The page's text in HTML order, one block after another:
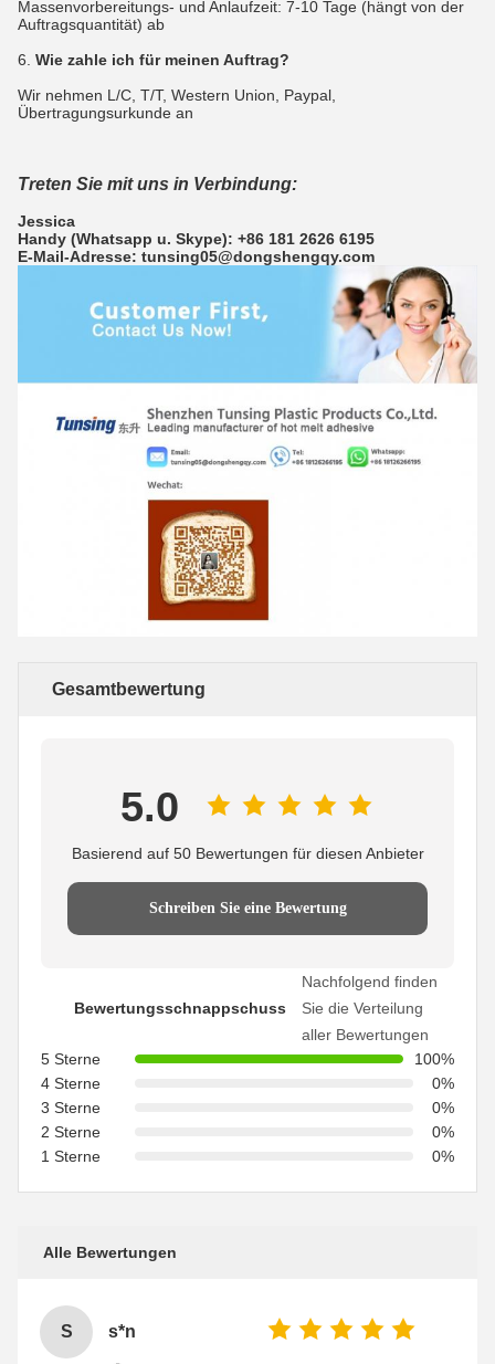
Massenvorbereitungs- und Anlaufzeit: 7-10 Tage (hängt von der
Auftragsquantität) ab
6. Wie zahle ich für meinen Auftrag?
Wir nehmen L/C, T/T, Western Union, Paypal,
Übertragungsurkunde an
Treten Sie mit uns in Verbindung:
Jessica
Handy (Whatsapp u. Skype): +86 181 2626 6195
E-Mail-Adresse: tunsing05@dongshengqy.com
Gesamtbewertung
5.0
Basierend auf 50 Bewertungen für diesen Anbieter
Schreiben Sie eine Bewertung
Bewertungsschnappschuss
Nachfolgend finden
Sie die Verteilung
aller Bewertungen
5 Sterne
100%
4 Sterne
0%
3 Sterne
0%
2 Sterne
0%
1 Sterne
0%
Alle Bewertungen
S s*n